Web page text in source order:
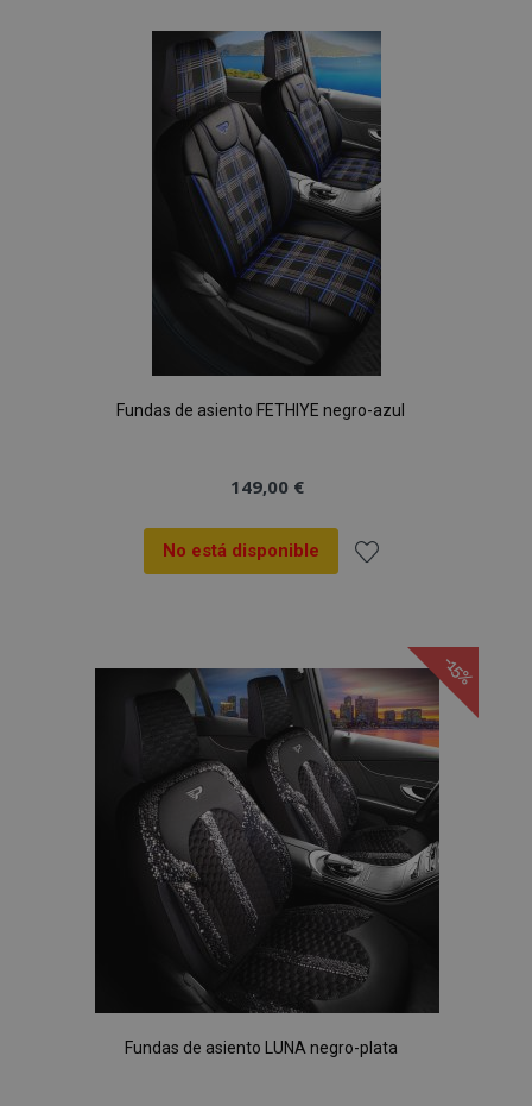
Lista
de
Deseos
Fundas de asiento FETHIYE negro-azul
149,00 €
No está disponible
Lista
de
Deseos
-15%
Fundas de asiento LUNA negro-plata